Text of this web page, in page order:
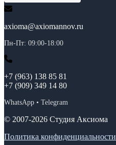
axioma@axiomannov.ru
Пн-Пт: 09:00-18:00
+7 (963) 138 85 81
+7 (909) 349 14 80
WhatsApp • Telegram
© 2007-2026 Студия Аксиома
Политика конфиденциальности